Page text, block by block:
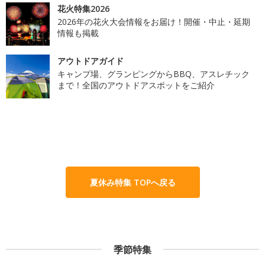
花火特集2026
2026年の花火大会情報をお届け！開催・中止・延期
情報も掲載
アウトドアガイド
キャンプ場、グランピングからBBQ、アスレチック
まで！全国のアウトドアスポットをご紹介
夏休み特集 TOPへ戻る
季節特集